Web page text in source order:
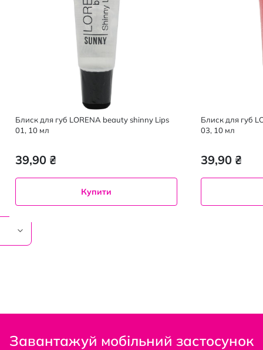
Блиск для губ LORENA beauty shinny Lips
01, 10 мл
39,90 ₴
Купити
Блиск для губ
03, 10 мл
39,90 ₴
Завантажуй мобільний застосунок